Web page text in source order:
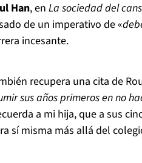
Han, en La sociedad del
de un imperativo de «
incesante.
recupera una cita de
sus años primeros en no
a mi hija, que a sus
sí misma más allá del